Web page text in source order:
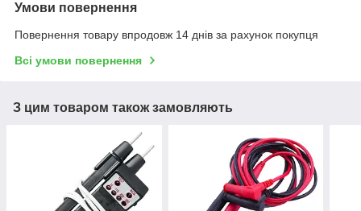
Умови повернення
Повернення товару впродовж 14 днів за рахунок покупця
Всі умови повернення
З цим товаром також замовляють